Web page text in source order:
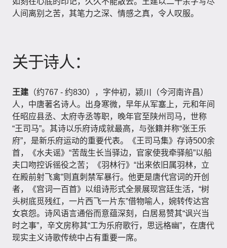
人间离别之苦，其笔力之深、情感之真，令人叹服。
关于诗人：
王建 （约767 - 约830），字仲初，颍川（今河南许昌）
人，中唐著名诗人。出身寒微，早年从军塞上，元和年间
任昭应县丞、太府寺丞等职，晚年官至陕州司马，世称
“王司马”。其诗以乐府诗成就最高，与张籍并称“张王乐
府”，是新乐府运动的重要代表。《王司马集》存诗500余
首，《水夫谣》“苦哉生长当驿边，官家使我牵驿船”以船
夫口吻控诉徭役之苦；《羽林行》“出来依旧属羽林，立
在殿前射飞禽”则直刺禁军暴行。他更是唐代宫词的开创
者，《宫词一百首》以组诗形式全景展现宫廷生活，“树
头树底觅残红，一片西飞一片东”借物喻人，婉转传达宫
女哀怨。诗风语言通俗而意蕴深刻，白居易赞其“讽兴当
时之事”，辛文房称其“工为乐府歌行，思远格幽”，在唐代
现实主义诗歌传统中占有重要一席。